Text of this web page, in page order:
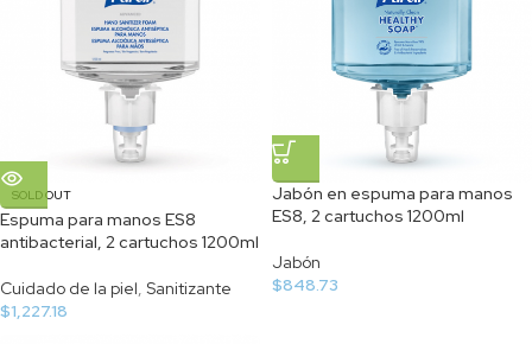
SOLD OUT
Espuma para manos ES8
antibacterial, 2 cartuchos 1200ml
Cuidado de la piel, Sanitizante
$1,227.18
Jabón en espuma para manos
ES8, 2 cartuchos 1200ml
Jabón
$848.73